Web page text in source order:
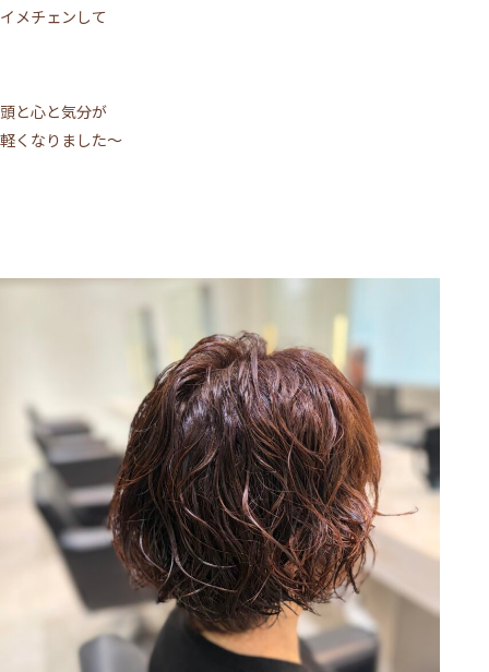
イメチェンして
頭と心と気分が
軽くなりました～